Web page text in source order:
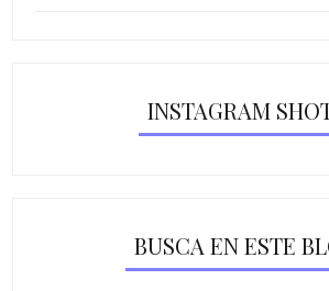
INSTAGRAM
BUSCA EN ESTE